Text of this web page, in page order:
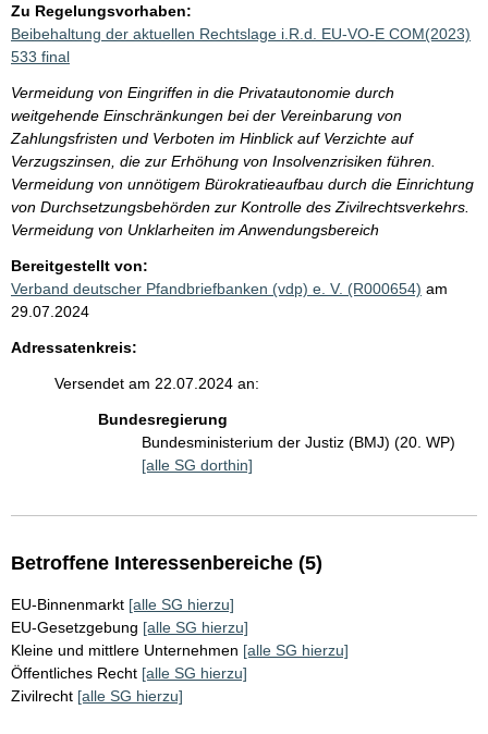
Zu Regelungsvorhaben:
Beibehaltung der aktuellen Rechtslage i.R.d. EU-VO-E COM(2023)
533 final
Vermeidung von Eingriffen in die Privatautonomie durch
weitgehende Einschränkungen bei der Vereinbarung von
Zahlungsfristen und Verboten im Hinblick auf Verzichte auf
Verzugszinsen, die zur Erhöhung von Insolvenzrisiken führen.
Vermeidung von unnötigem Bürokratieaufbau durch die Einrichtung
von Durchsetzungsbehörden zur Kontrolle des Zivilrechtsverkehrs.
Vermeidung von Unklarheiten im Anwendungsbereich
Bereitgestellt von:
Verband deutscher Pfandbriefbanken (vdp) e. V. (R000654) am
29.07.2024
Adressatenkreis:
Versendet am 22.07.2024 an:
Bundesregierung
Bundesministerium der Justiz (BMJ) (20. WP)
[alle SG dorthin]
Betroffene Interessenbereiche (5)
EU-Binnenmarkt [alle SG hierzu]
EU-Gesetzgebung [alle SG hierzu]
Kleine und mittlere Unternehmen [alle SG hierzu]
Öffentliches Recht [alle SG hierzu]
Zivilrecht [alle SG hierzu]